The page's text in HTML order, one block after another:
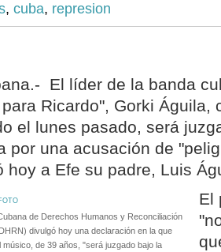
, cuba, represion
El líder de la banda
Ricardo", Gorki Águila,
el lunes pasado, será
por una acusación de
hoy a Efe su padre, Luis
de Derechos Humanos y Reconciliación
divulgó hoy una declaración en la que
músico, de 39 años, "será juzgado bajo la
El